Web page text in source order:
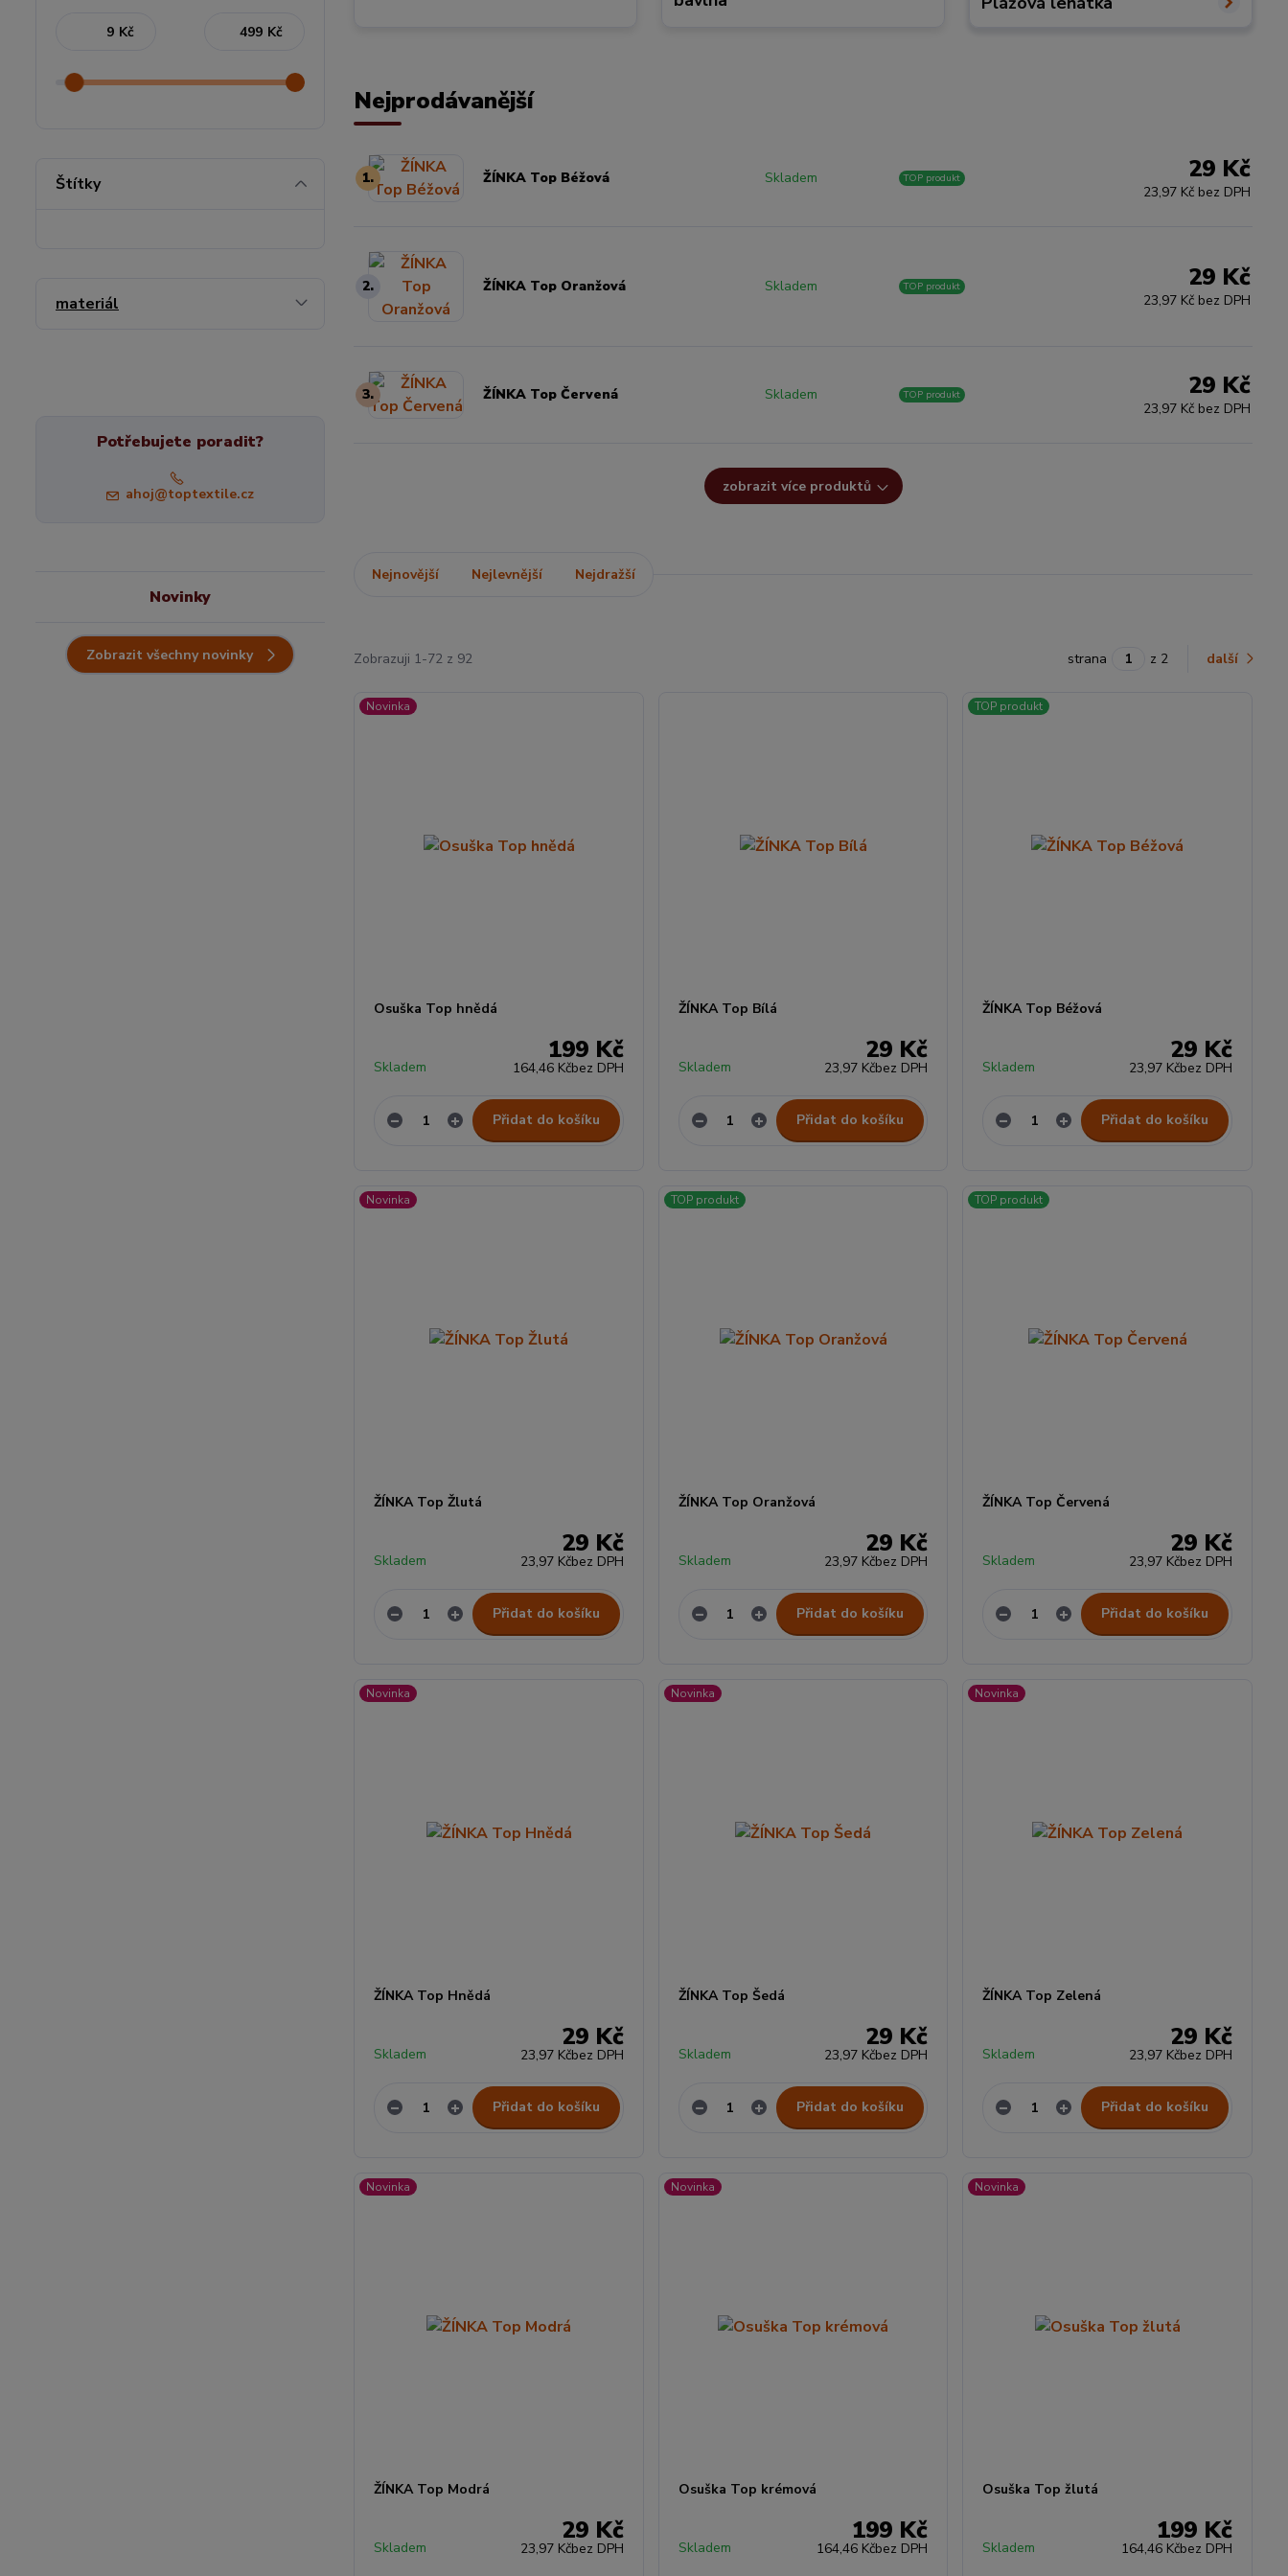
Nejprodávanější
1. ŽÍNKA Top Béžová Skladem TOP produkt 29 Kč
23,97 Kč bez DPH
2. ŽÍNKA Top Oranžová Skladem TOP produkt 29 Kč
23,97 Kč bez DPH
3. ŽÍNKA Top Červená Skladem TOP produkt 29 Kč
23,97 Kč bez DPH
zobrazit více produktů
Nejnovější Nejlevnější Nejdražší
Zobrazuji 1-72 z 92 strana z 2 další
Novinka
Osuška Top hnědá
199 Kč
164,46 Kčbez DPH
Skladem
Přidat do košíku
ŽÍNKA Top Bílá
29 Kč
23,97 Kčbez DPH
Skladem
Přidat do košíku
TOP produkt
ŽÍNKA Top Béžová
29 Kč
23,97 Kčbez DPH
Skladem
Přidat do košíku
Novinka
ŽÍNKA Top Žlutá
29 Kč
23,97 Kčbez DPH
Skladem
Přidat do košíku
TOP produkt
ŽÍNKA Top Oranžová
29 Kč
23,97 Kčbez DPH
Skladem
Přidat do košíku
TOP produkt
ŽÍNKA Top Červená
29 Kč
23,97 Kčbez DPH
Skladem
Přidat do košíku
Novinka
ŽÍNKA Top Hnědá
29 Kč
23,97 Kčbez DPH
Skladem
Přidat do košíku
Novinka
ŽÍNKA Top Šedá
29 Kč
23,97 Kčbez DPH
Skladem
Přidat do košíku
Novinka
ŽÍNKA Top Zelená
29 Kč
23,97 Kčbez DPH
Skladem
Přidat do košíku
Novinka
ŽÍNKA Top Modrá
29 Kč
23,97 Kčbez DPH
Skladem
Novinka
Osuška Top krémová
199 Kč
164,46 Kčbez DPH
Skladem
Novinka
Osuška Top žlutá
199 Kč
164,46 Kčbez DPH
Skladem
Kč Kč
Štítky
materiál
Potřebujete poradit?
ahoj@toptextile.cz
Novinky
Zobrazit všechny novinky